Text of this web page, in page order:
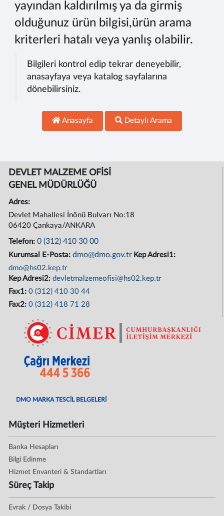
yayından kaldırılmış ya da girmiş
olduğunuz ürün bilgisi,ürün arama
kriterleri hatalı veya yanlış olabilir.
Bilgileri kontrol edip tekrar deneyebilir,
anasayfaya veya katalog sayfalarına
dönebilirsiniz.
Anasayfa Detaylı Arama
DEVLET MALZEME OFİSİ
GENEL MÜDÜRLÜĞÜ
Adres:
Devlet Mahallesi İnönü Bulvarı No:18
06420 Çankaya/ANKARA
Telefon:0 (312) 410 30 00
Kurumsal E-Posta:dmo@dmo.gov.tr Kep Adresi1:
dmo@hs02.kep.tr
Kep Adresi2:devletmalzemeofisi@hs02.kep.tr
Fax1:0 (312) 410 30 44
Fax2:0 (312) 418 71 28
DMO MARKA TESCİL BELGELERİ
Müşteri Hizmetleri
Banka Hesapları
Bilgi Edinme
Hizmet Envanteri & Standartları
Süreç Takip
Evrak / Dosya Takibi